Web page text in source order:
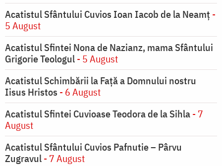
Acatistul Sfântului Cuvios Ioan Iacob de la Neamț -
5 August
Acatistul Sfintei Nona de Nazianz, mama Sfântului
Grigorie Teologul- 5 August
Acatistul Schimbării la Faţă a Domnului nostru
Iisus Hristos - 6 August
Acatistul Sfintei Cuvioase Teodora de la Sihla- 7
August
Acatistul Sfântului Cuvios Pafnutie – Pârvu
Zugravul- 7 August